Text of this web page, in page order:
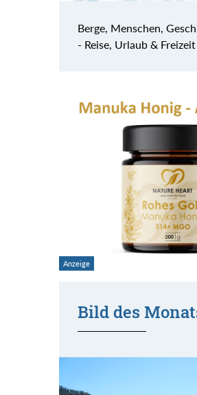
Berge, Menschen,
- Reise, Urlaub & Freizeit
Bild des